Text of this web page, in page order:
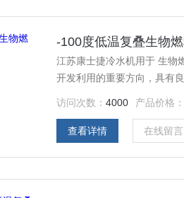
-100度低温复叠生物
江苏康士捷冷水机用于 生物
开发利用的重要方向，具有
访问次数：4000 产品价格
查看详情 在线留言